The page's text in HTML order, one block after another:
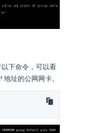
下命令，可以看
址的公网网卡。